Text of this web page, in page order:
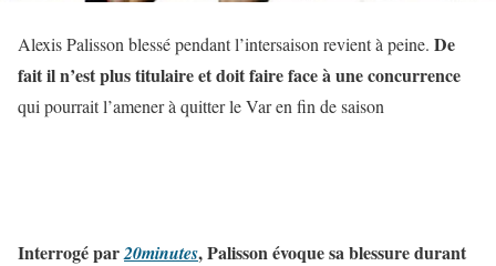
Alexis Palisson blessé pendant l’intersaison revient à peine. De
fait il n’est plus titulaire et doit faire face à une concurrence
qui pourrait l’amener à quitter le Var en fin de saison
Interrogé par20minutes, Palisson évoque sa blessure durant